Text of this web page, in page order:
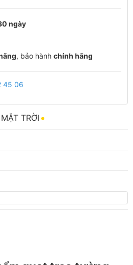
ngày
, bảo hành chính hãng
45 06
TRỜI